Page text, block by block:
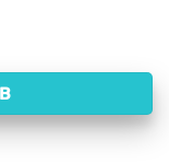
Activlab